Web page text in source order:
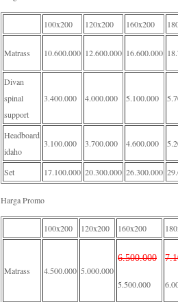
100x200 120x200 160x200
Matrass 10.600.000 12.600.000 16.600.000
Divan
spinal
support
3.400.000 4.000.000 5.100.000
Headboard
idaho
3.100.000 3.700.000 4.600.000
Set 17.100.000 20.300.000 26.300.000
Harga Promo
100x200 120x200 160x200
Matrass 4.500.000 5.000.000
6.500.000
5.500.000